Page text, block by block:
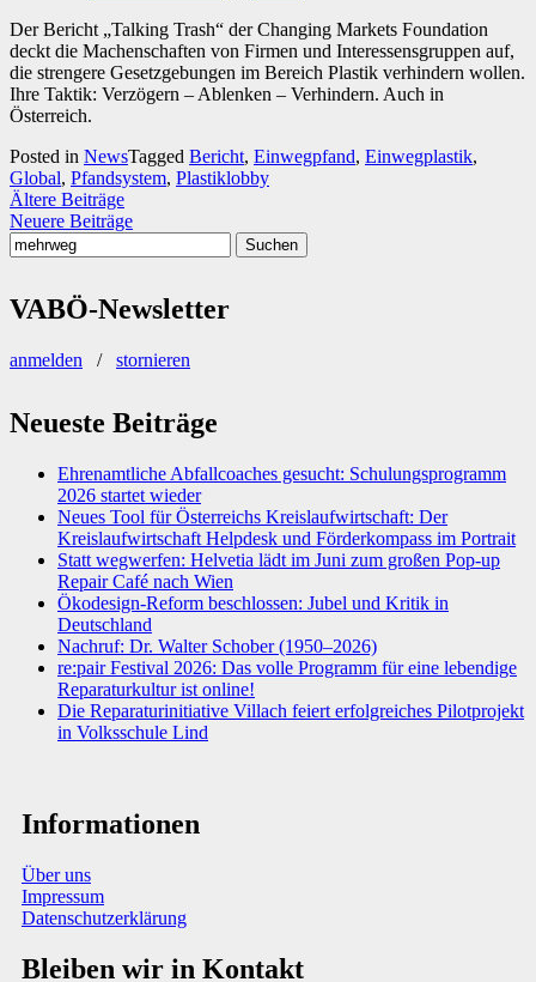
Der Bericht „Talking Trash“ der Changing Markets Foundation
deckt die Machenschaften von Firmen und Interessensgruppen auf,
die strengere Gesetzgebungen im Bereich Plastik verhindern wollen.
Ihre Taktik: Verzögern – Ablenken – Verhindern. Auch in
Österreich.
Posted in NewsTagged Bericht, Einwegpfand, Einwegplastik,
Global, Pfandsystem, Plastiklobby
Beitragsnavigation
Ältere Beiträge
Neuere Beiträge
Suchen
nach:
VABÖ-Newsletter
anmelden / stornieren
Neueste Beiträge
Ehrenamtliche Abfallcoaches gesucht: Schulungsprogramm
2026 startet wieder
Neues Tool für Österreichs Kreislaufwirtschaft: Der
Kreislaufwirtschaft Helpdesk und Förderkompass im Portrait
Statt wegwerfen: Helvetia lädt im Juni zum großen Pop-up
Repair Café nach Wien
Ökodesign-Reform beschlossen: Jubel und Kritik in
Deutschland
Nachruf: Dr. Walter Schober (1950–2026)
re:pair Festival 2026: Das volle Programm für eine lebendige
Reparaturkultur ist online!
Die Reparaturinitiative Villach feiert erfolgreiches Pilotprojekt
in Volksschule Lind
Informationen
Über uns
Impressum
Datenschutzerklärung
Bleiben wir in Kontakt